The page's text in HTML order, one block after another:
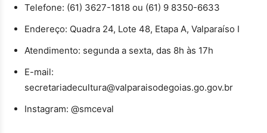
Telefone: (61) 3627-1818 ou (61) 9 8350-6633
Endereço: Quadra 24, Lote 48, Etapa A, Valparaíso I
Atendimento: segunda a sexta, das 8h às 17h
E-mail:
secretariadecultura@valparaisodegoias.go.gov.br
Instagram: @smceval